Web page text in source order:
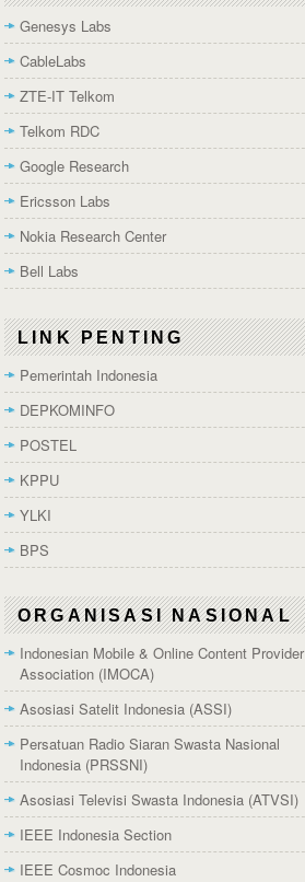
Genesys Labs
CableLabs
ZTE-IT Telkom
Telkom RDC
Google Research
Ericsson Labs
Nokia Research Center
Bell Labs
LINK PENTING
Pemerintah Indonesia
DEPKOMINFO
POSTEL
KPPU
YLKI
BPS
ORGANISASI NASIONAL
Indonesian Mobile & Online Content Provider
Association (IMOCA)
Asosiasi Satelit Indonesia (ASSI)
Persatuan Radio Siaran Swasta Nasional
Indonesia (PRSSNI)
Asosiasi Televisi Swasta Indonesia (ATVSI)
IEEE Indonesia Section
IEEE Cosmoc Indonesia